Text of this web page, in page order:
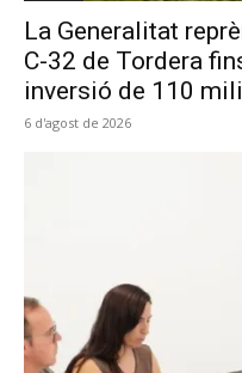
La Generalitat
C-32 de Tordera
inversió de 110
6 d'agost de 2026